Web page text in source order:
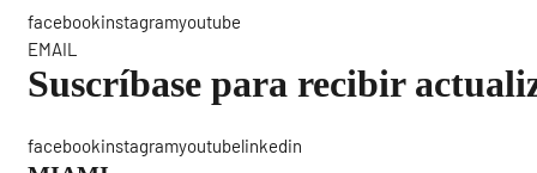
facebookinstagramyoutube
EMAIL
Suscríbase para recibir
facebookinstagramyoutubelinkedin